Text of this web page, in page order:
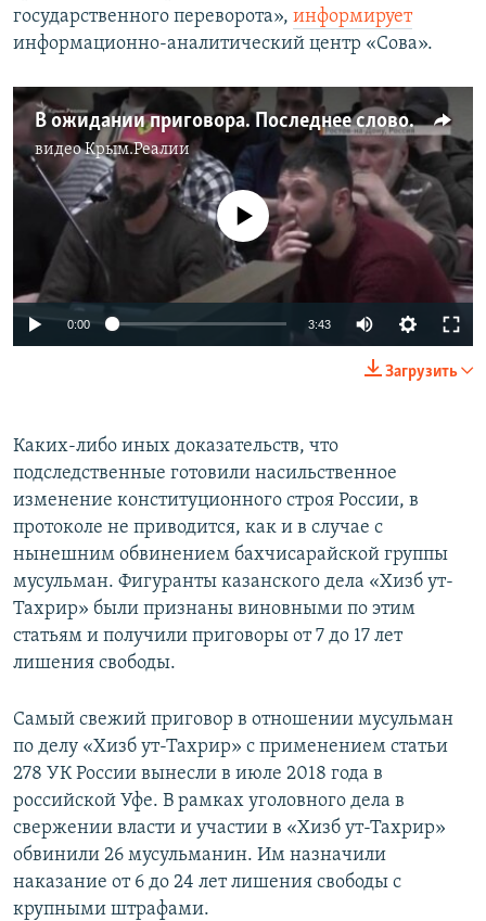
государственного переворота», информирует
информационно-аналитический центр «Сова».
В ожидании приговора. Последнее слово фигурантов бахчисарайского «дела Хизб ут-Тахрир» (видео)
видеоКрым.Реалии
No media source currently available
0:00 3:43
Загрузить
Каких-либо иных доказательств, что
подследственные готовили насильственное
изменение конституционного строя России, в
протоколе не приводится, как и в случае с
нынешним обвинением бахчисарайской группы
мусульман. Фигуранты казанского дела «Хизб ут-
Тахрир» были признаны виновными по этим
статьям и получили приговоры от 7 до 17 лет
лишения свободы.
Самый свежий приговор в отношении мусульман
по делу «Хизб ут-Тахрир» с применением статьи
278 УК России вынесли в июле 2018 года в
российской Уфе. В рамках уголовного дела в
свержении власти и участии в «Хизб ут-Тахрир»
обвинили 26 мусульманин. Им назначили
наказание от 6 до 24 лет лишения свободы с
крупными штрафами.